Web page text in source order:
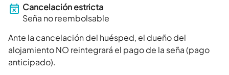
Cancelación estricta
Seña no reembolsable
Ante la cancelación del huésped, el dueño del
alojamiento NO reintegrará el pago de la seña (pago
anticipado).